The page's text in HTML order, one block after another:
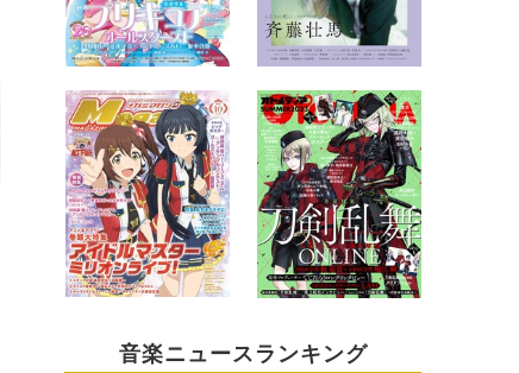
音楽ニュースランキング